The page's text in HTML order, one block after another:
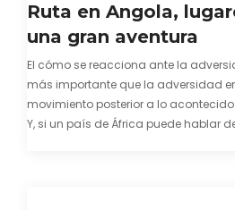
Ruta en Angola,
una gran aventura
El cómo se reacciona ante la
más importante que la adversidad
movimiento posterior a lo
Y, si un país de África puede hablar